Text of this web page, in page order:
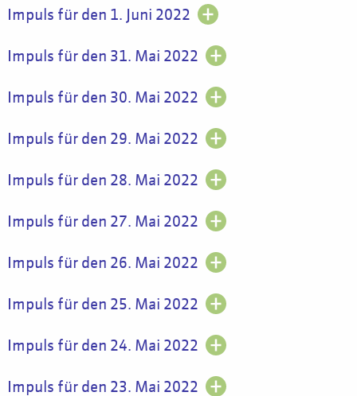
Impuls für den 1. Juni 2022
Impuls für den 31. Mai 2022
Impuls für den 30. Mai 2022
Impuls für den 29. Mai 2022
Impuls für den 28. Mai 2022
Impuls für den 27. Mai 2022
Impuls für den 26. Mai 2022
Impuls für den 25. Mai 2022
Impuls für den 24. Mai 2022
Impuls für den 23. Mai 2022